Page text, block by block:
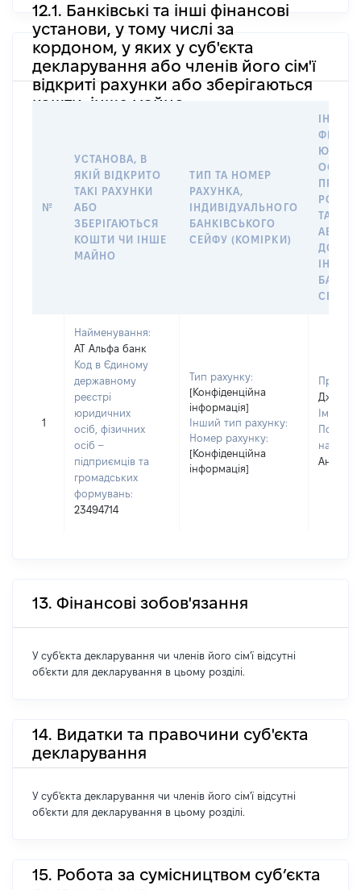
12.1. Банківські та інші фінансові
установи, у тому числі за
кордоном, у яких у суб'єкта
декларування або членів його сім'ї
відкриті рахунки або зберігаються
кошти, інше майно
№
УСТАНОВА, В
ЯКІЙ ВІДКРИТО
ТАКІ РАХУНКИ
АБО
ЗБЕРІГАЮТЬСЯ
КОШТИ ЧИ ІНШЕ
МАЙНО
ТИП ТА НОМЕР
РАХУНКА,
ІНДИВІДУАЛЬНОГО
БАНКІВСЬКОГО
СЕЙФУ (КОМІРКИ)
ПРАВО
ТАКИМ
АБО
ДО
СЕЙФУ
1
Найменування:
АТ Альфа банк
Код в Єдиному
державному
реєстрі
юридичних
осіб, фізичних
осіб –
підприємців та
громадських
формувань:
23494714
Тип рахунку:
[Конфіденційна
інформація]
Інший тип рахунку:
Номер рахунку:
[Конфіденційна
інформація]
Ім'я:
По
13. Фінансові зобов'язання
У суб'єкта декларування чи членів його сім'ї відсутні
об'єкти для декларування в цьому розділі.
14. Видатки та правочини суб'єкта
декларування
У суб'єкта декларування чи членів його сім'ї відсутні
об'єкти для декларування в цьому розділі.
15. Робота за сумісництвом суб’єкта